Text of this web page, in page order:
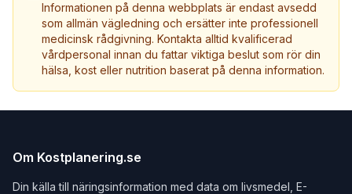
Informationen på denna webbplats är endast avsedd
som allmän vägledning och ersätter inte professionell
medicinsk rådgivning. Kontakta alltid kvalificerad
vårdpersonal innan du fattar viktiga beslut som rör din
hälsa, kost eller nutrition baserat på denna information.
Om Kostplanering.se
Din källa till näringsinformation med data om livsmedel, E-